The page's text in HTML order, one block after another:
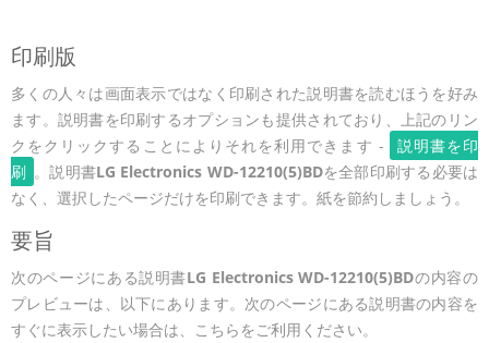
印刷版
多くの人々は画面表示ではなく印刷された説明書を読むほうを好み
ます。説明書を印刷するオプションも提供されており、上記のリン
クをクリックすることによりそれを利用できます -
説明書を印
刷 。説明書LG Electronics WD-12210(5)BDを全部印刷する必要は
なく、選択したページだけを印刷できます。紙を節約しましょう。
要旨
次のページにある説明書LG Electronics WD-12210(5)BDの内容の
プレビューは、以下にあります。次のページにある説明書の内容を
すぐに表示したい場合は、こちらをご利用ください。